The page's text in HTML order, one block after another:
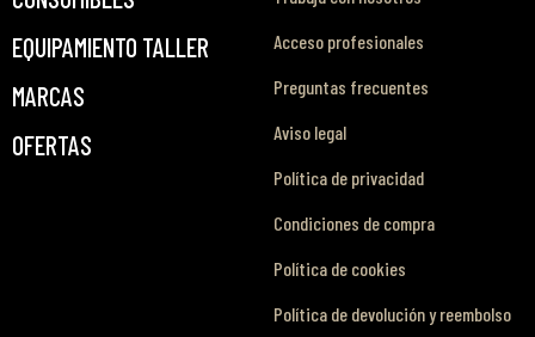
EQUIPAMIENTO TALLER
MARCAS
OFERTAS
Acceso profesionales
Preguntas frecuentes
Aviso legal
Política de privacidad
Condiciones de compra
Política de cookies
Política de devolución y reembolso